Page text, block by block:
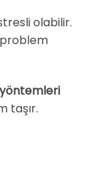
olabilir.
yöntemleri
taşır.